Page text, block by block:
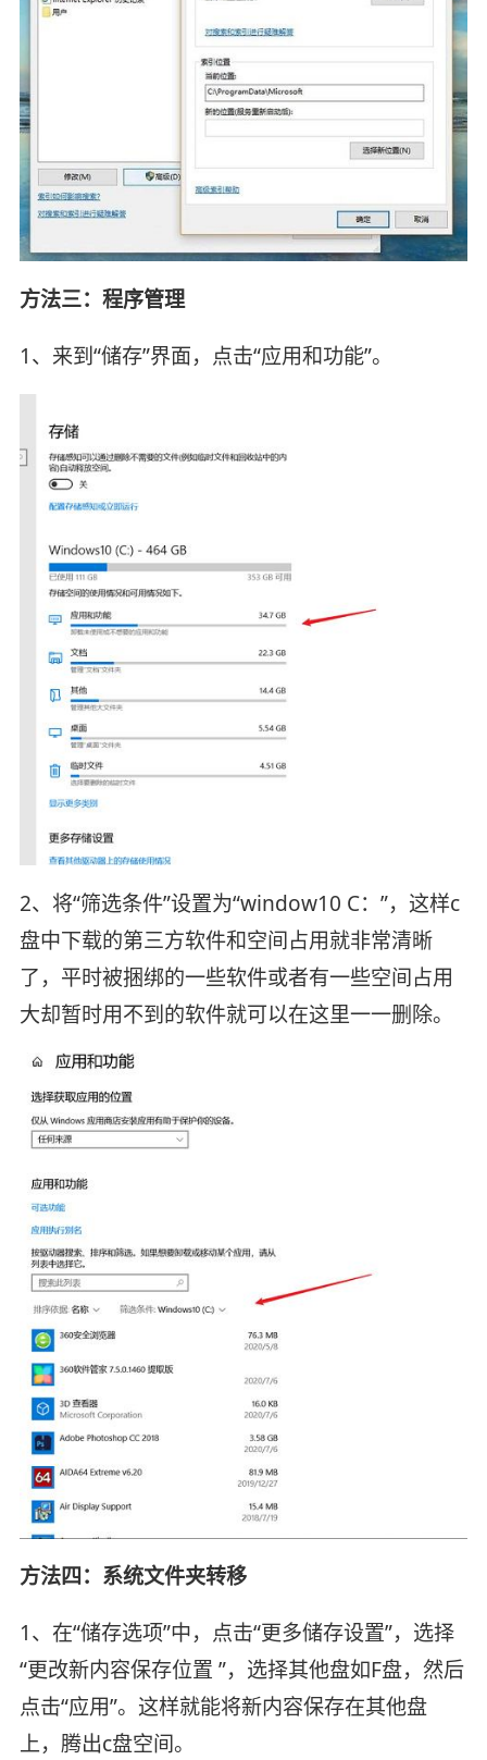
方法三：程序管理
1、来到“储存”界面，点击“应用和功能”。
2、将“筛选条件”设置为“window10 C：”，这样c
盘中下载的第三方软件和空间占用就非常清晰
了，平时被捆绑的一些软件或者有一些空间占用
大却暂时用不到的软件就可以在这里一一删除。
方法四：系统文件夹转移
1、在“储存选项”中，点击“更多储存设置”，选择
“更改新内容保存位置 ”，选择其他盘如F盘，然后
点击“应用”。这样就能将新内容保存在其他盘
上，腾出c盘空间。